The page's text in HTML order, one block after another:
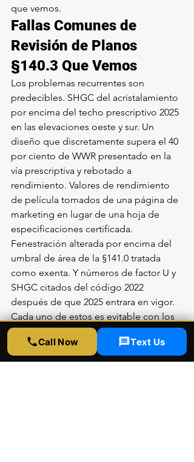
que vemos.
Fallas Comunes de
Revisión de Planos
§140.3 Que Vemos
Los problemas recurrentes son
predecibles. SHGC del acristalamiento
por encima del techo prescriptivo 2025
en las elevaciones oeste y sur. Un
diseño que discretamente supera el 40
por ciento de WWR presentado en la
vía prescriptiva y rebotado a
rendimiento. Valores de rendimiento
de película tomados de una página de
marketing en lugar de una hoja de
especificaciones certificada.
Fenestración alterada por encima del
umbral de área de la §141.0 tratada
como exenta. Y números de factor U y
SHGC citados del código 2022
después de que 2025 entrara en vigor.
Cada uno de estos es evitable con los
datos de producto correctos y el
formulario correcto, desde el inicio.
5 Preguntas de
Call Now Text Us